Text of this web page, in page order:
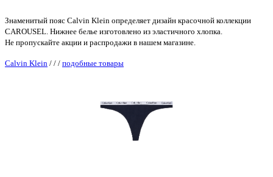
Знаменитый пояс Calvin Klein определяет дизайн красочной коллекции
CAROUSEL. Нижнее белье изготовлено из эластичного хлопка.
Не пропускайте акции и распродажи в нашем магазине.
Calvin Klein / / / подобные товары